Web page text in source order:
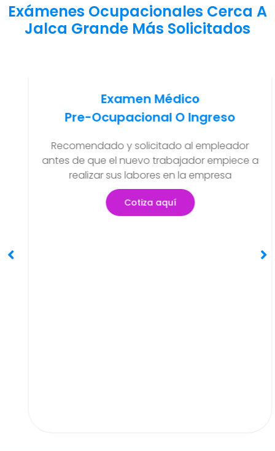
Exámenes Ocupacionales Cerca A
Jalca Grande Más Solicitados
Examen Médico